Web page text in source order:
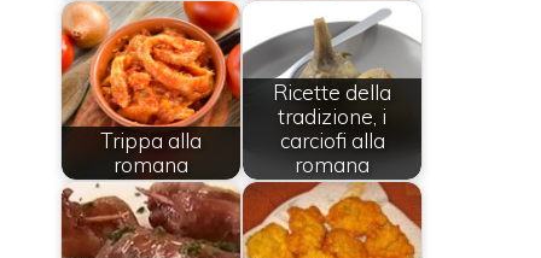
Trippa alla
romana
Ricette della
tradizione, i
carciofi alla
romana